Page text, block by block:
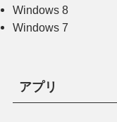
Windows 8
Windows 7
アプリ